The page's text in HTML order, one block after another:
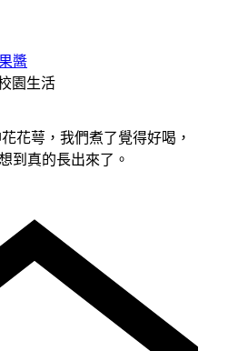
醬
園生活
花萼，我們煮了覺得好喝，
到真的長出來了。